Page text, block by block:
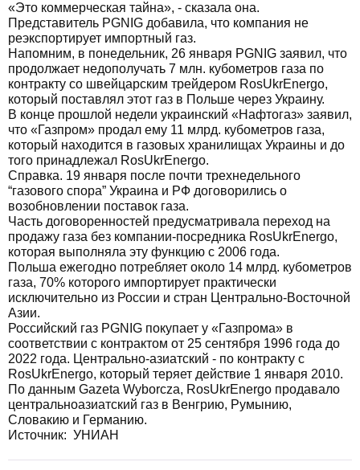
«Это коммерческая тайна», - сказала она.
Представитель PGNIG добавила, что компания не
реэкспортирует импортный газ.
Напомним, в понедельник, 26 января PGNIG заявил, что
продолжает недополучать 7 млн. кубометров газа по
контракту со швейцарским трейдером RosUkrEnergo,
который поставлял этот газ в Польше через Украину.
В конце прошлой недели украинский «Нафтогаз» заявил,
что «Газпром» продал ему 11 млрд. кубометров газа,
который находится в газовых хранилищах Украины и до
того принадлежал RosUkrEnergo.
Справка. 19 января после почти трехнедельного
“газового спора” Украина и РФ договорились о
возобновлении поставок газа.
Часть договоренностей предусматривала переход на
продажу газа без компании-посредника RosUkrEnergo,
которая выполняла эту функцию с 2006 года.
Польша ежегодно потребляет около 14 млрд. кубометров
газа, 70% которого импортирует практически
исключительно из России и стран Центрально-Восточной
Азии.
Российский газ PGNIG покупает у «Газпрома» в
соответствии с контрактом от 25 сентября 1996 года до
2022 года. Центрально-азиатский - по контракту с
RosUkrEnergo, который теряет действие 1 января 2010.
По данным Gazeta Wyborcza, RosUkrEnergo продавало
центральноазиатский газ в Венгрию, Румынию,
Словакию и Германию.
Источник: УНИАН